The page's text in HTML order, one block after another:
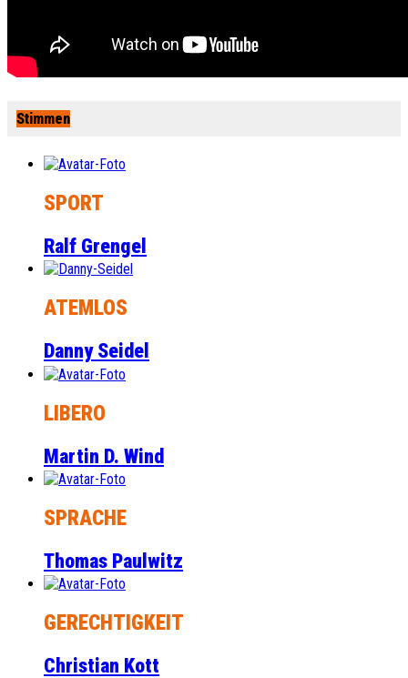
Stimmen
SPORT
Ralf Grengel
ATEMLOS
Danny Seidel
LIBERO
Martin D. Wind
SPRACHE
Thomas Paulwitz
GERECHTIGKEIT
Christian Kott